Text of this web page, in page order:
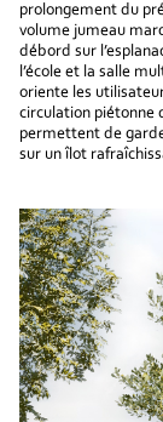
prolongement du
volume jumeau
débord sur
l’école et la salle
oriente les
circulation piétonne
permettent de
sur un îlot